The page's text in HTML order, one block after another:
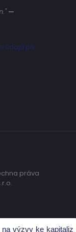
—
údajů při
práva